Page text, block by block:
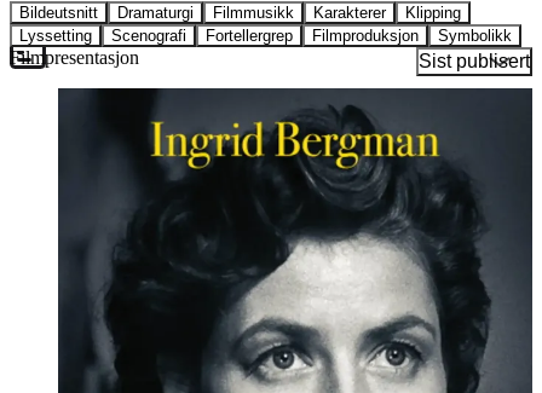
Bildeutsnitt Dramaturgi Filmmusikk Karakterer
Klipping
Lyssetting
Scenografi Fortellergrep Filmproduksjon Symbolikk
Sist publisert
Filmpresentasjon